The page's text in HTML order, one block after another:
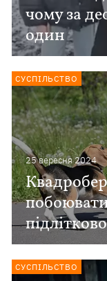
чому за
один
25 вересня 2024
СУСПІЛЬСТВО
СУСПІЛЬСТВО